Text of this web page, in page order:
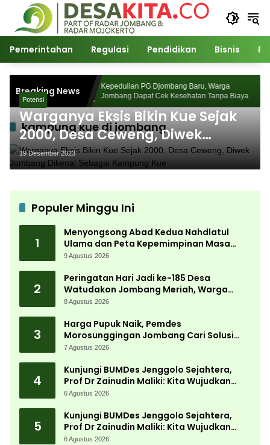
Langsung
konten
Pemerintahan Regulasi Pendidikan Bisnis
Breaking News
Ulama
Pasca
Kepedulian PG Djombang Baru, Warga
Jombang Dapat Cek Kesehatan Tanpa Biaya
kampung kue di jombang
Potensi
Warganya Eksis Bikin Kue Sejak
2000, Desa Ceweng, Diwek
Jombang Dikenal Sebagai
Kampung Kue
19 Desember 2023
Populer Minggu Ini
1
Menyongsong Abad Kedua Nahdlatul
Ulama dan Peta Kepemimpinan Masa
Depan Pasca Muktamar ke-35
9 Agustus 2026
2
Peringatan Hari Jadi ke-185 Desa
Watudakon Jombang Meriah, Warga
Tumpek Blek Padati Karnaval Budaya
8 Agustus 2026
3
Harga Pupuk Naik, Pemdes
Morosunggingan Jombang Cari Solusi
Lewat Kajian Akademik
7 Agustus 2026
4
Kunjungi BUMDes Jenggolo Sejahtera,
Prof Dr Zainudin Maliki: Kita Wujudkan
Kemandirian Ekonomi dengan Potensi
6 Agustus 2026
5
Kunjungi BUMDes Jenggolo Sejahtera,
Prof Dr Zainudin Maliki: Kita Wujudkan
Kemandirian Ekonomi dengan Potensi
6 Agustus 2026